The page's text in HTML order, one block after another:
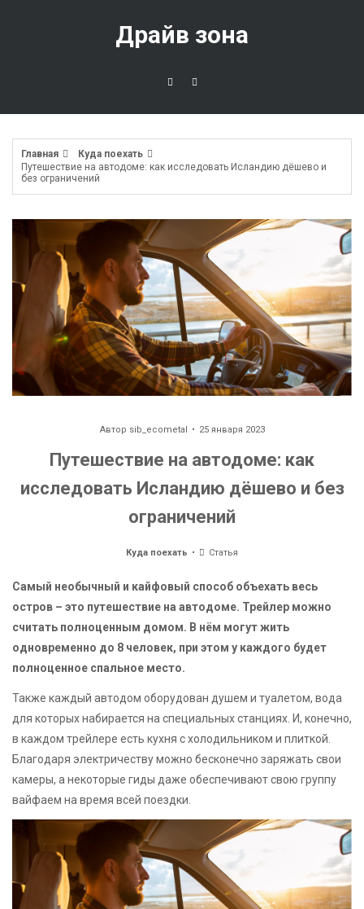
Драйв зона
Главная
Куда поехать
Путешествие на автодоме: как исследовать Исландию дёшево и
без ограничений
Автор sib_ecometal 25 января 2023
Путешествие на автодоме: как
исследовать Исландию дёшево и без
ограничений
Куда поехать Статья
Самый необычный и кайфовый способ объехать весь
остров – это путешествие на автодоме. Трейлер можно
считать полноценным домом. В нём могут жить
одновременно до 8 человек, при этом у каждого будет
полноценное спальное место.
Также каждый автодом оборудован душем и туалетом, вода
для которых набирается на специальных станциях. И, конечно,
в каждом трейлере есть кухня с холодильником и плиткой.
Благодаря электричеству можно бесконечно заряжать свои
камеры, а некоторые гиды даже обеспечивают свою группу
вайфаем на время всей поездки.